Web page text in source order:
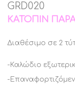
GRD020
ΚΑΤΌΠΙΝ
Διαθέσιμο σε 2
-Καλώδιο
-